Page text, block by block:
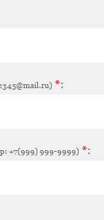
*:
+7(999) 999-9999) *: